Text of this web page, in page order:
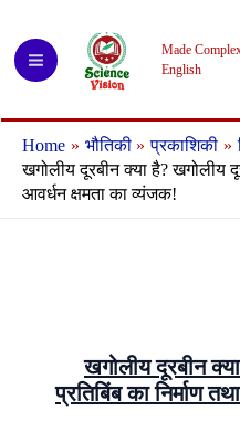
content
Made
English
Home भौतिकी प्रकाशिकी
खगोलीय दूरबीन क्या है? खगोलीय
आवर्धन क्षमता का व्यंजक!
खगोलीय दूरबीन
प्रतिबिंब का निर्माण